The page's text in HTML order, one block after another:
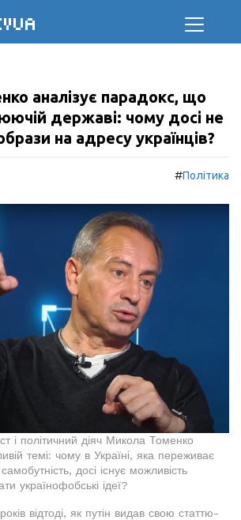
аналізує парадокс, що
державі: чому досі не
на адресу українців?
#Політика
і політичний діяч Микола Томенко
темі: чому в Україні, яка переживає
досі існує можливість
українофобські ідеї?
відтоді, як путін видав свою статтю-